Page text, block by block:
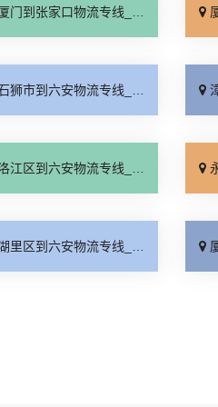
门到张家口物流专线_全境派送「多久能到」
狮市到六安物流专线_合同承运「物流拼车」
江区到六安物流专线_专业可靠「全境派送」
里区到六安物流专线_需要几天「上门取件」 厦